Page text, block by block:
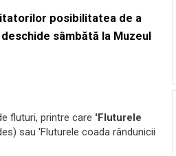
posibilitatea de a
sâmbătă la Muzeul
fluturi, printre care 'Fluturele
sau 'Fluturele coada rândunicii